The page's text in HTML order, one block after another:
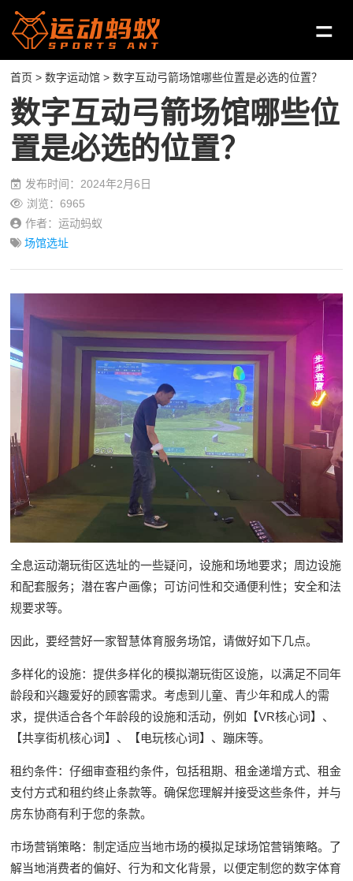
首页 >数字运动馆 > 数字互动弓箭场馆哪些位置是必选的位置？
数字互动弓箭场馆哪些位
置是必选的位置？
发布时间：2024年2月6日
浏览：6965
作者：运动蚂蚁
场馆选址
全息运动潮玩街区选址的一些疑问，设施和场地要求；周边设施
和配套服务；潜在客户画像；可访问性和交通便利性；安全和法
规要求等。
因此，要经营好一家智慧体育服务场馆，请做好如下几点。
多样化的设施：提供多样化的模拟潮玩街区设施，以满足不同年
龄段和兴趣爱好的顾客需求。考虑到儿童、青少年和成人的需
求，提供适合各个年龄段的设施和活动，例如【VR核心词】、
【共享街机核心词】、【电玩核心词】、蹦床等。
租约条件：仔细审查租约条件，包括租期、租金递增方式、租金
支付方式和租约终止条款等。确保您理解并接受这些条件，并与
房东协商有利于您的条款。
市场营销策略：制定适应当地市场的模拟足球场馆营销策略。了
解当地消费者的偏好、行为和文化背景，以便定制您的数字体育